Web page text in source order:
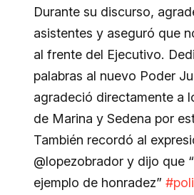
Durante su discurso,
asistentes y aseguró que
al frente del Ejecutivo.
palabras al nuevo Poder
agradeció directamente a
de Marina y Sedena por
También recordó al
@lopezobrador y dijo que
ejemplo de honradez”